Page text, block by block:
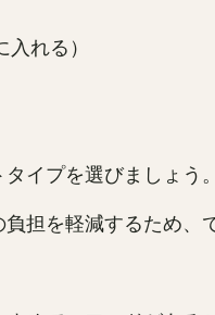
れる）
イプを選びましょう。
担を軽減するため、